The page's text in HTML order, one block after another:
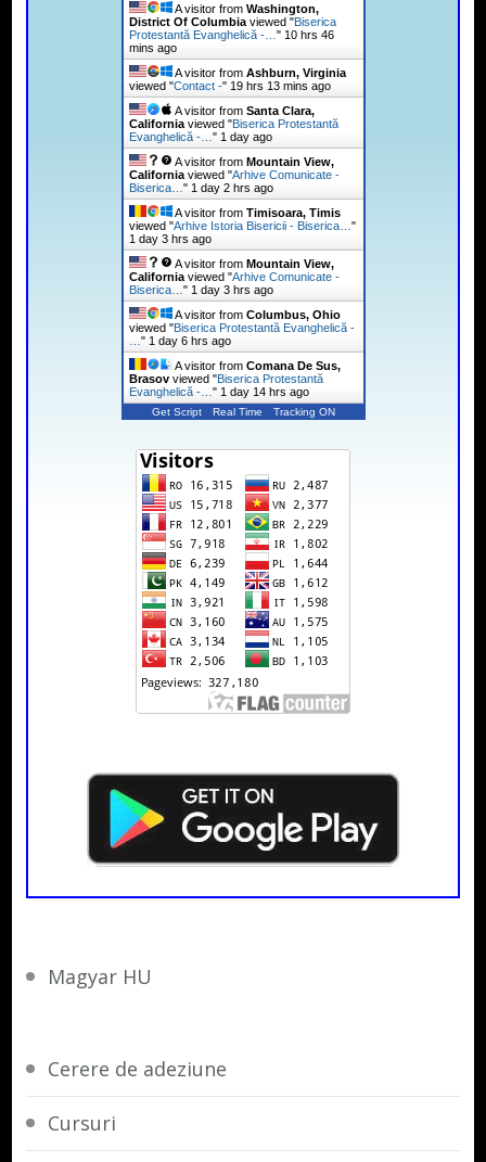
A visitor from Washington,
District Of Columbiaviewed "Biserica
Protestantă Evanghelică -… " 10 hrs 46
mins ago
A visitor from Ashburn, Virginia
viewed "Contact -" 19 hrs 13 mins ago
A visitor from Santa Clara,
Californiaviewed "Biserica Protestantă
Evanghelică -… " 1 day ago
A visitor from Mountain View,
Californiaviewed "Arhive Comunicate -
Biserica… " 1 day 2 hrs ago
A visitor from Timisoara, Timis
viewed "Arhive Istoria Bisericii - Biserica… "
1 day 3 hrs ago
A visitor from Mountain View,
Californiaviewed "Arhive Comunicate -
Biserica… " 1 day 3 hrs ago
A visitor from Columbus, Ohio
viewed "Biserica Protestantă Evanghelică -
" 1 day 6 hrs ago
A visitor from Comana De Sus,
Brasovviewed "Biserica Protestantă
Evanghelică -… " 1 day 14 hrs ago
Get Script Real Time Tracking ON
Magyar HU
Cerere de adeziune
Cursuri